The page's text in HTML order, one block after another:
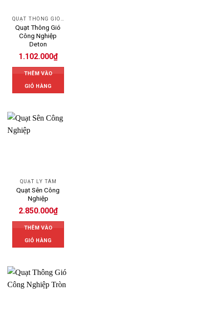
Quạt Thông Gió
Công Nghiệp
Deton
1.102.000₫
THÊM VÀO
GIỎ HÀNG
QUẠT LY TÂM
Quạt Sên Công
Nghiệp
2.850.000₫
THÊM VÀO
GIỎ HÀNG